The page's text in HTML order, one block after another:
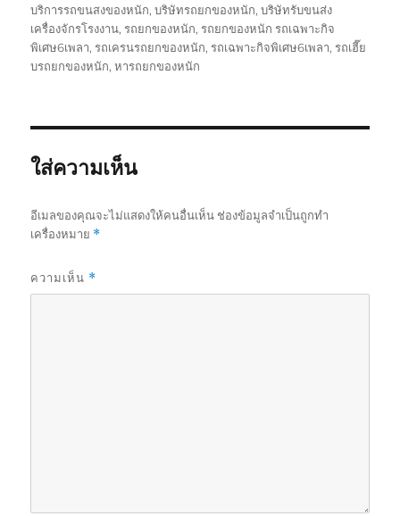
บริการรถขนสงของหนัก,บริษัทรถยกของหนัก,บริษัทรับขนส่ง
เครื่องจักรโรงงาน,รถยกของหนัก,รถยกของหนัก รถเฉพาะกิจ
พิเศษ6เพลา,รถเครนรถยกของหนัก,รถเฉพาะกิจพิเศษ6เพลา,รถเฮี๊ย
บรถยกของหนัก,หารถยกของหนัก
ใส่ความเห็น
อีเมลของคุณจะไม่แสดงให้คนอื่นเห็น ช่องข้อมูลจำเป็นถูกทำ
เครื่องหมาย *
ความเห็น *